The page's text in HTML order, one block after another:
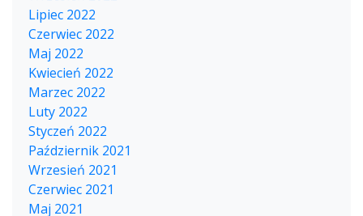
Lipiec 2022
Czerwiec 2022
Maj 2022
Kwiecień 2022
Marzec 2022
Luty 2022
Styczeń 2022
Październik 2021
Wrzesień 2021
Czerwiec 2021
Maj 2021